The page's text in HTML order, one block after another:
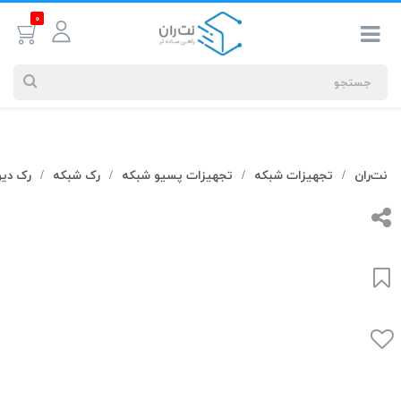
0
جستجوهای
شما
#کابل شبکه
بیشترین
جستجوهای
#کابل شبکه
نت‌ران / تجهیزات شبکه / تجهیزات پسیو شبکه / رک شبکه / رک